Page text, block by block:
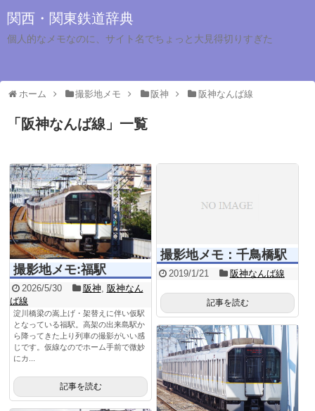
関西・関東鉄道辞典
個人的なメモなのに、サイト名でちょっと大見得切りすぎた
ホーム 撮影地メモ 阪神 阪神なんば線
「 阪神なんば線 」 一覧
撮影地メモ:福駅
2026/5/30 阪神, 阪神なん
ば線
淀川橋梁の嵩上げ・架替えに伴い仮駅
となっている福駅。高架の出来島駅か
ら降ってきた上り列車の撮影がいい感
じです。仮線なのでホーム手前で微妙
にカ...
記事を読む
撮影地メモ：千鳥橋駅
2019/1/21 阪神なんば線
記事を読む